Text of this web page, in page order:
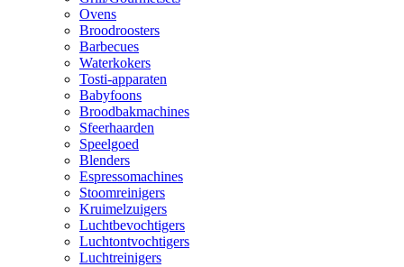
Ovens
Broodroosters
Barbecues
Waterkokers
Tosti-apparaten
Babyfoons
Broodbakmachines
Sfeerhaarden
Speelgoed
Blenders
Espressomachines
Stoomreinigers
Kruimelzuigers
Luchtbevochtigers
Luchtontvochtigers
Luchtreinigers